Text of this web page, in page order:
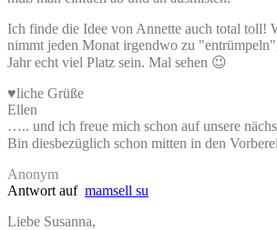
Ich finde die Idee von Annette auch total toll!
nimmt jeden Monat irgendwo zu
Jahr echt viel Platz sein. Mal sehen 😉
♥liche Grüße
Ellen
….. und ich freue mich schon auf unsere
Bin diesbezüglich schon mitten in den
Anonym
Antwort auf mamsell su
Liebe Susanna,